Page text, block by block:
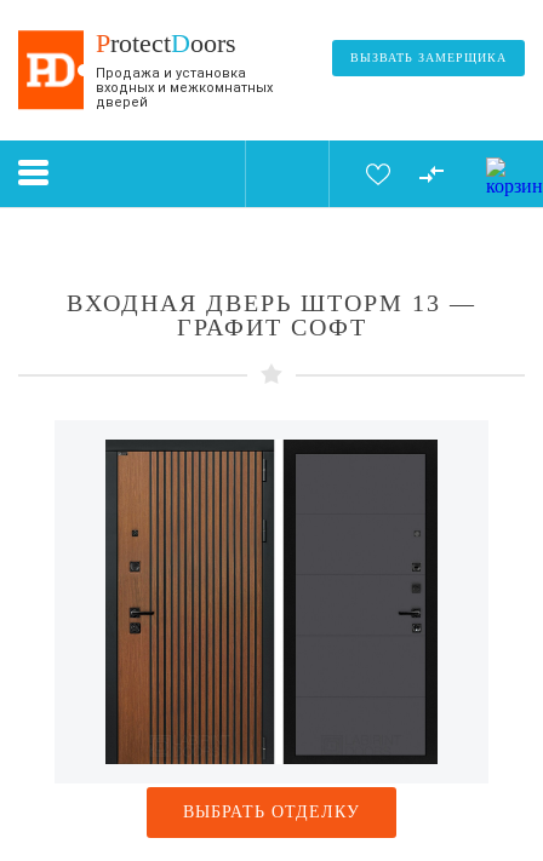
ProtectDoors
Продажа и установка
входных и межкомнатных
дверей
ВЫЗВАТЬ ЗАМЕРЩИКА
ВХОДНАЯ ДВЕРЬ ШТОРМ 13 —
ГРАФИТ СОФТ
ВЫБРАТЬ ОТДЕЛКУ